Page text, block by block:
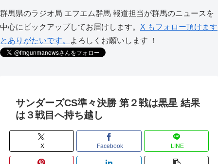
群馬県のラジオ局 エフエム群馬 報道担当が群馬のニュースを
中心にピックアップしてお届けします。 X もフォロー頂けます
とありがたいです。
よろしくお願いします ！
サンダーズCS準々決勝 第２戦は黒星 結果
は３戦目へ持ち越し
X Facebook LINE